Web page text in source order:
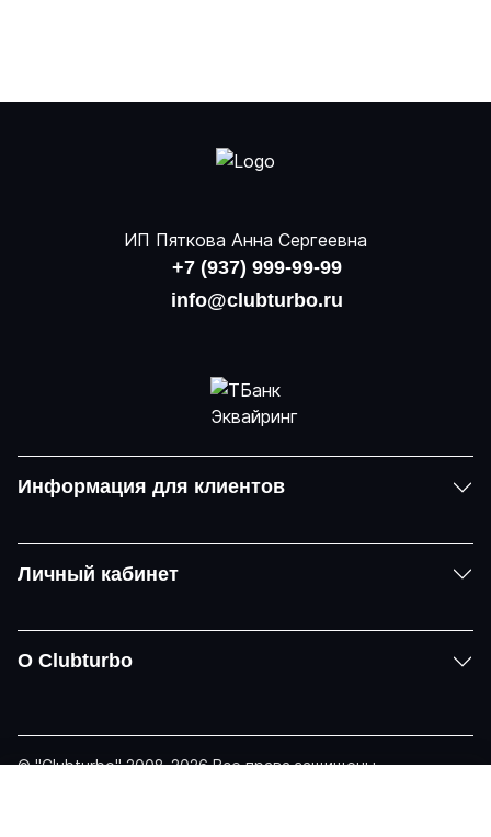
ИП Пяткова Анна Сергеевна
+7 (937) 999-99-99
info@clubturbo.ru
Информация для клиентов
Личный кабинет
О Clubturbo
© "Clubturbo" 2008-2026 Все права защищены